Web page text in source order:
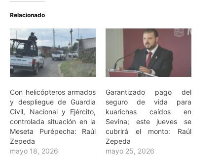
Relacionado
Con helicópteros armados
y despliegue de Guardia
Civil, Nacional y Ejército,
controlada situación en la
Meseta Purépecha: Raúl
Zepeda
mayo 18, 2026
Garantizado pago del
seguro de vida para
kuarichas caídos en
Sevina; este jueves se
cubrirá el monto: Raúl
Zepeda
mayo 25, 2026